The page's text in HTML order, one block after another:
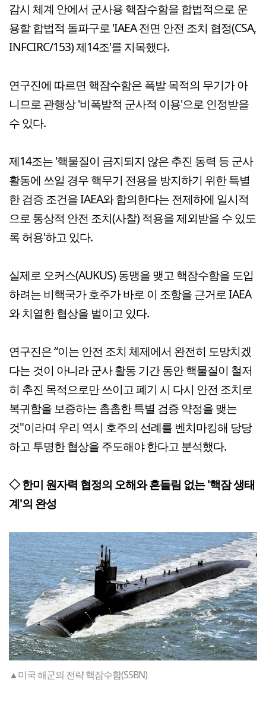
감시 체계 안에서 군사용 핵잠수함을 합법적으로 운
용할 합법적 돌파구로 'IAEA 전면 안전 조치 협정(CSA,
INFCIRC/153) 제14조'를 지목했다.
연구진에 따르면 핵잠수함은 폭발 목적의 무기가 아
니므로 관행상 '비폭발적 군사적 이용'으로 인정받을
수 있다.
제14조는 '핵물질이 금지되지 않은 추진 동력 등 군사
활동에 쓰일 경우 핵무기 전용을 방지하기 위한 특별
한 검증 조건을 IAEA와 합의한다는 전제하에 일시적
으로 통상적 안전 조치(사찰) 적용을 제외받을 수 있도
록 허용'하고 있다.
실제로 오커스(AUKUS) 동맹을 맺고 핵잠수함을 도입
하려는 비핵국가 호주가 바로 이 조항을 근거로 IAEA
와 치열한 협상을 벌이고 있다.
연구진은 “이는 안전 조치 체제에서 완전히 도망치겠
다는 것이 아니라 군사 활동 기간 동안 핵물질이 철저
히 추진 목적으로만 쓰이고 폐기 시 다시 안전 조치로
복귀함을 보증하는 촘촘한 특별 검증 약정을 맺는
것"이라며 우리 역시 호주의 선례를 벤치마킹해 당당
하고 투명한 협상을 주도해야 한다고 분석했다.
◇ 한미 원자력 협정의 오해와 흔들림 없는 '핵잠 생태
계'의 완성
▲미국 해군의 전략 핵잠수함(SSBN)